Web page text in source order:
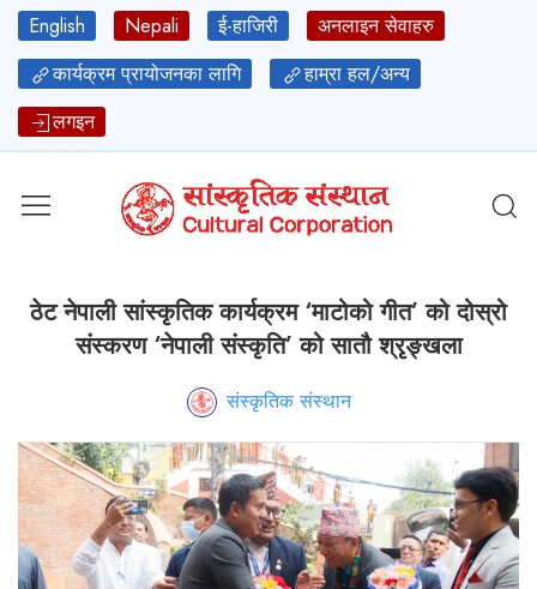
English Nepali ई-हाजिरी
अनलाइन सेवाहरु
कार्यक्रम प्रायोजनका लागि
हाम्रा हल/अन्य
लगइन
ठेट नेपाली सांस्कृतिक कार्यक्रम ‘माटोको गीत’ को दोस्रो
संस्करण ‘नेपाली संस्कृति’ को सातौ श्रृङ्‍खला
संस्कृतिक संस्थान